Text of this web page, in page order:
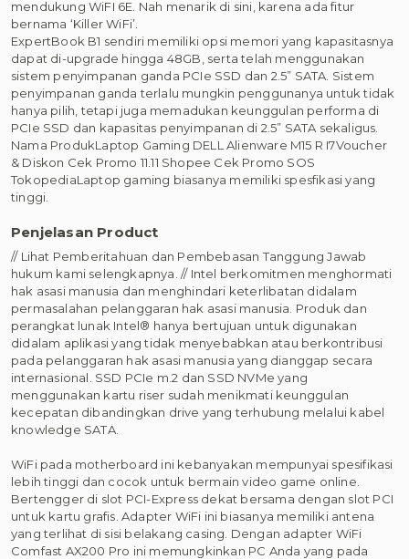
mendukung WiFI 6E. Nah menarik di sini, karena ada fitur
bernama ‘Killer WiFi’.
ExpertBook B1 sendiri memiliki opsi memori yang kapasitasnya
dapat di-upgrade hingga 48GB, serta telah menggunakan
sistem penyimpanan ganda PCIe SSD dan 2.5” SATA. Sistem
penyimpanan ganda terlalu mungkin penggunanya untuk tidak
hanya pilih, tetapi juga memadukan keunggulan performa di
PCIe SSD dan kapasitas penyimpanan di 2.5” SATA sekaligus.
Nama ProdukLaptop Gaming DELL Alienware M15 R I7Voucher
& Diskon Cek Promo 11.11 Shopee Cek Promo SOS
TokopediaLaptop gaming biasanya memiliki spesfikasi yang
tinggi.
Penjelasan Product
// Lihat Pemberitahuan dan Pembebasan Tanggung Jawab
hukum kami selengkapnya. // Intel berkomitmen menghormati
hak asasi manusia dan menghindari keterlibatan didalam
permasalahan pelanggaran hak asasi manusia. Produk dan
perangkat lunak Intel® hanya bertujuan untuk digunakan
didalam aplikasi yang tidak menyebabkan atau berkontribusi
pada pelanggaran hak asasi manusia yang dianggap secara
internasional. SSD PCIe m.2 dan SSD NVMe yang
menggunakan kartu riser sudah menikmati keunggulan
kecepatan dibandingkan drive yang terhubung melalui kabel
knowledge SATA.
WiFi pada motherboard ini kebanyakan mempunyai spesifikasi
lebih tinggi dan cocok untuk bermain video game online.
Bertengger di slot PCI-Express dekat bersama dengan slot PCI
untuk kartu grafis. Adapter WiFi ini biasanya memiliki antena
yang terlihat di sisi belakang casing. Dengan adapter WiFi
Comfast AX200 Pro ini memungkinkan PC Anda yang pada